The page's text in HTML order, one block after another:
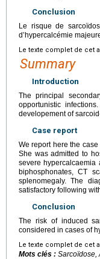
Conclusion
Le risque de
d’hypercalcémie
Le texte complet de cet
Summary
Introduction
The principal
opportunistic
developement of
Case report
We report here the
She was admitted to
severe hypercalcaemia
biphosphonates, CT
splenomegaly. The
satisfactory following
Conclusion
The risk of induced
considered in cases of
Le texte complet de cet
Mots clés : Sarcoïdose,